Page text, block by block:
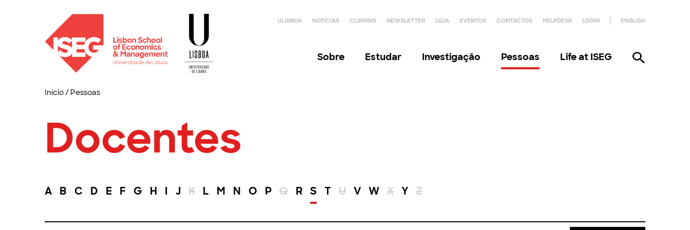
ULISBOA NOTÍCIAS CLIPPING NEWSLETTER LOJA EVENTOS CONTACTOS HELPDESK LOGIN ENGLISH
Sobre Estudar Investigação Pessoas Life at ISEG
Início/ Pessoas
Docentes
A B C D E F G H I J K L M N O P Q R S T U V W X Y Z